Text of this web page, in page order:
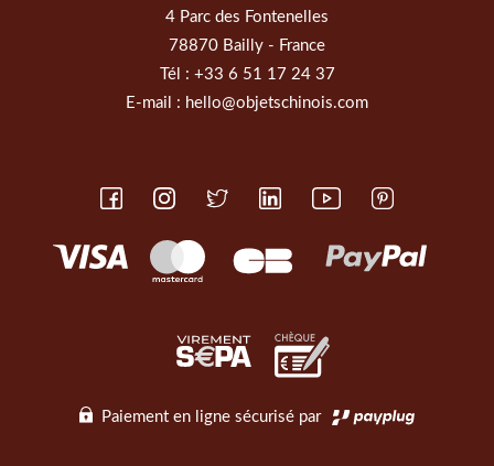
4 Parc des Fontenelles
78870 Bailly - France
Tél : +33 6 51 17 24 37
E-mail : hello@objetschinois.com
Paiement en ligne sécurisé par